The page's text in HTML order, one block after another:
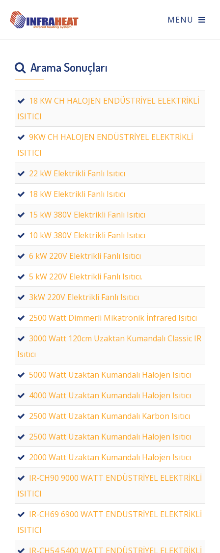
Arama Sonuçları
18 KW CH HALOJEN ENDÜSTRİYEL ELEKTRİKLİ
ISITICI
9KW CH HALOJEN ENDÜSTRİYEL ELEKTRİKLİ
ISITICI
22 kW Elektrikli Fanlı Isıtıcı
18 kW Elektrikli Fanlı Isıtıcı
15 kW 380V Elektrikli Fanlı Isıtıcı
10 kW 380V Elektrikli Fanlı Isıtıcı
6 kW 220V Elektrikli Fanlı Isıtıcı
5 kW 220V Elektrikli Fanlı Isıtıcı.
3kW 220V Elektrikli Fanlı Isıtıcı
2500 Watt Dimmerli Mikatronik İnfrared Isıtıcı
3000 Watt 120cm Uzaktan Kumandalı Classic IR
Isıtıcı
5000 Watt Uzaktan Kumandalı Halojen Isıtıcı
4000 Watt Uzaktan Kumandalı Halojen Isıtıcı
2500 Watt Uzaktan Kumandalı Karbon Isıtıcı
2500 Watt Uzaktan Kumandalı Halojen Isıtıcı
2000 Watt Uzaktan Kumandalı Halojen Isıtıcı
IR-CH90 9000 WATT ENDÜSTRİYEL ELEKTRİKLİ
ISITICI
IR-CH69 6900 WATT ENDÜSTRİYEL ELEKTRİKLİ
ISITICI
IR-CH54 5400 WATT ENDÜSTRİYEL ELEKTRİKLİ